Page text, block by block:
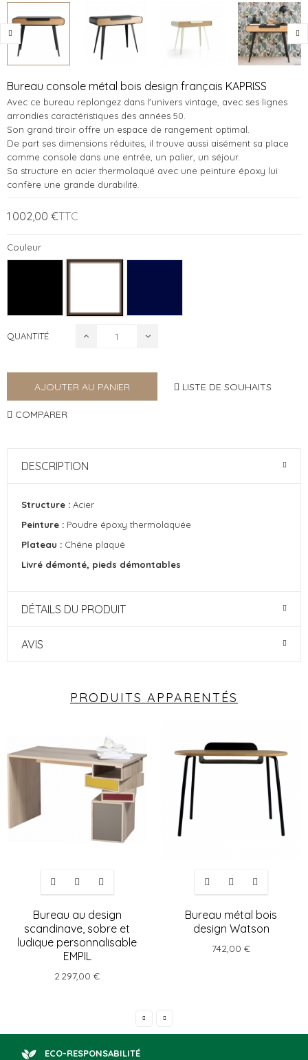
Bureau console métal bois design français KAPRISS
Avec ce bureau replongez dans l'univers vintage, avec ses lignes
arrondies caractéristiques des années 50.
Son grand tiroir offre un espace de rangement optimal.
De part ses dimensions réduites, il trouve aussi aisément sa place
comme console dans une entrée, un palier, un séjour.
Sa structure en acier thermolaqué avec une peinture époxy lui
confère une grande durabilité.
1 002,00 €TTC
Couleur
QUANTITÉ
AJOUTER AU PANIER LISTE DE SOUHAITS
COMPARER
DESCRIPTION
Structure : Acier
Peinture : Poudre époxy thermolaquée
Plateau : Chêne plaqué
Livré démonté, pieds démontables
DÉTAILS DU PRODUIT
AVIS
PRODUITS APPARENTÉS
Bureau au design
scandinave, sobre et
ludique personnalisable
EMPIL
2 297,00 €
Bureau métal bois
design Watson
742,00 €
ECO-RESPONSABILITÉ